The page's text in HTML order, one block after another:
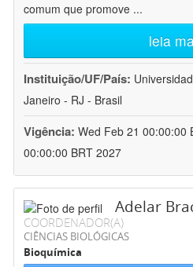
comum que promove ...
leia
Instituição/UF/País:
Janeiro - RJ - Brasil
Vigência: Wed Feb 21 00:00:00
00:00:00 BRT 2027
Adelar
COORDENADOR(A)
CIÊNCIAS BIOLÓGICAS
Bioquímica